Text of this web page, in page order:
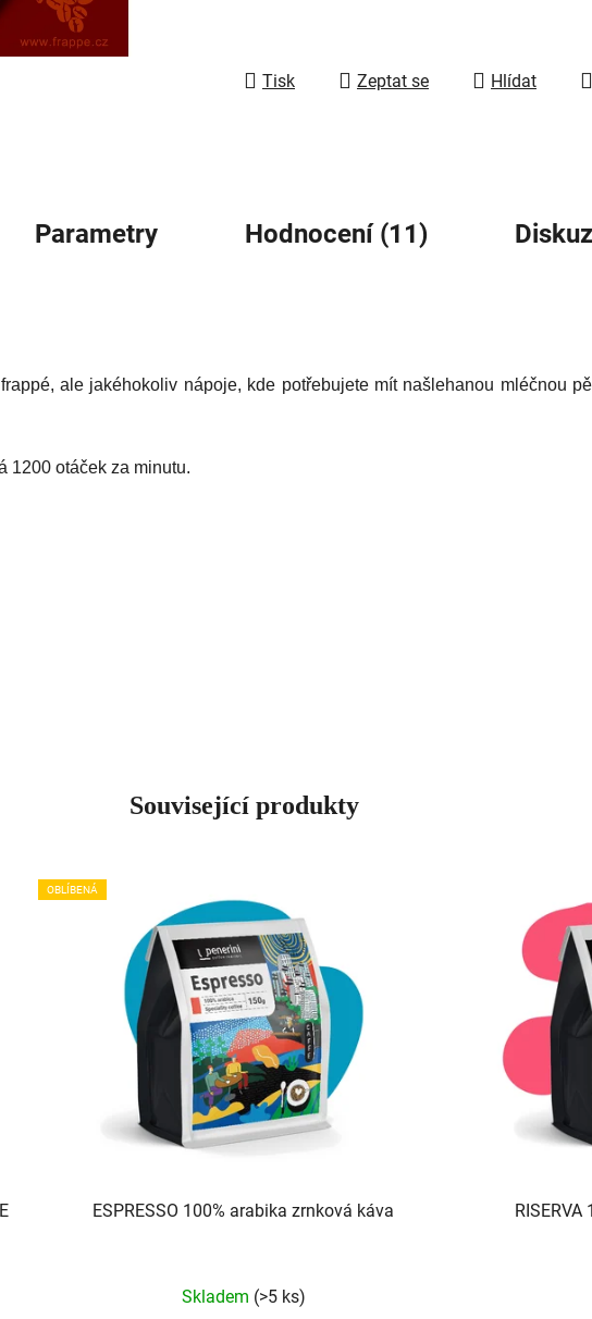
Tisk Zeptat se Hlídat
Parametry Hodnocení (11)
ale jakéhokoliv nápoje, kde potřebujete mít našlehanou mléčnou
1200 otáček za minutu.
Související produkty
OBLÍBENÁ
ESPRESSO 100% arabika zrnková káva
hodnocení
Skladem (>5 ks)